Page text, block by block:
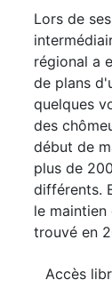
Lors de
régional a
de plans
quelques
des
début de
plus de
différents.
le
trouvé en
Accès